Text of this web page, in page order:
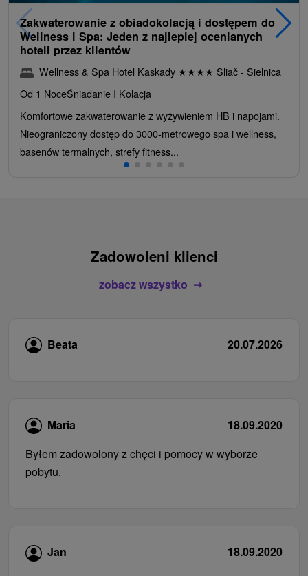
Zakwaterowanie z obiadokolacją i dostępem do
Wellness i Spa: Jeden z najlepiej ocenianych
hoteli przez klientów
Wellness & Spa Hotel Kaskady ★★★★ Sliač - Sielnica
Od 1 NoceŚniadanie I Kolacja
Komfortowe zakwaterowanie z wyżywieniem HB i napojami.
Nieograniczony dostęp do 3000-metrowego spa i wellness,
basenów termalnych, strefy fitness...
Zadowoleni klienci
zobacz wszystko
Beata 20.07.2026
Maria
18.09.2020
Byłem zadowolony z chęci i pomocy w wyborze
pobytu.
Jan
18.09.2020